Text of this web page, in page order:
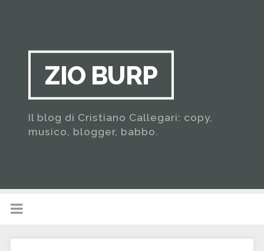
ZIO BURP
Il blog di Cristiano Callegari: copy,
musico, blogger, babbo.